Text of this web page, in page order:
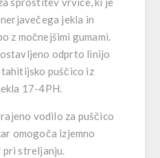
jekla in
z močnejšimi gumami.
odprto linijo
puščico iz
17-4PH.
vodilo za puščico
omogoča izjemno
pri streljanju.